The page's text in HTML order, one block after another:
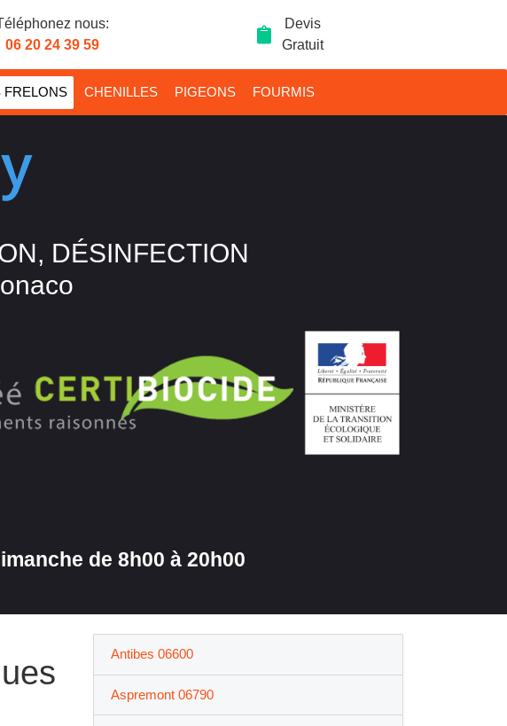
nous:
06 20 24 39 59
Devis
Gratuit
FRELONS CHENILLES PIGEONS FOURMIS
DÉSINFECTION
de 8h00 à 20h00
Antibes 06600
Aspremont 06790